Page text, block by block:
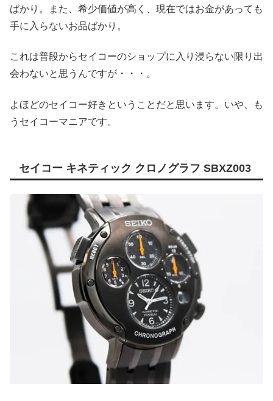
ばかり。また、希少価値が高く、現在ではお金があっても
手に入らないお品ばかり。
これは普段からセイコーのショップに入り浸らない限り出
会わないと思うんですが・・・。
よほどのセイコー好きということだと思います。いや、も
うセイコーマニアです。
セイコー キネティック クロノグラフ SBXZ003